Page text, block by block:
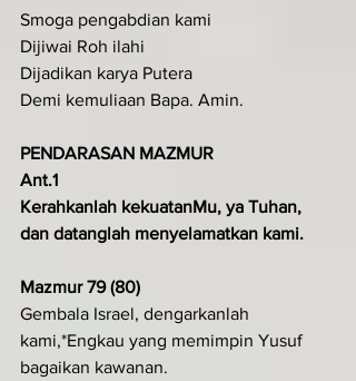
Smoga pengabdian kami
Dijiwai Roh ilahi
Dijadikan karya Putera
Demi kemuliaan Bapa. Amin.
PENDARASAN MAZMUR
Ant.1
Kerahkanlah kekuatanMu, ya Tuhan,
dan datanglah menyelamatkan kami.
Mazmur 79 (80)
Gembala Israel, dengarkanlah
kami,*Engkau yang memimpin Yusuf
bagaikan kawanan.